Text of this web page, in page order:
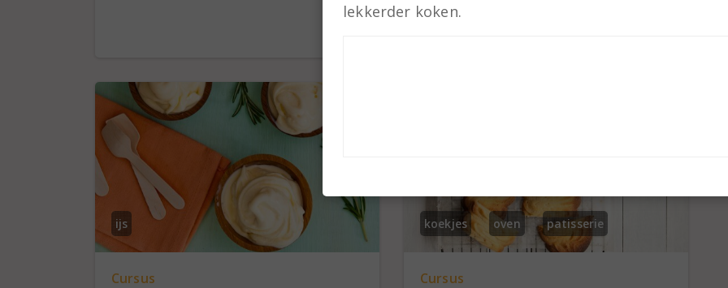
ijs
Cursus
koekjes oven patisserie
Cursus
lekkerder koken.